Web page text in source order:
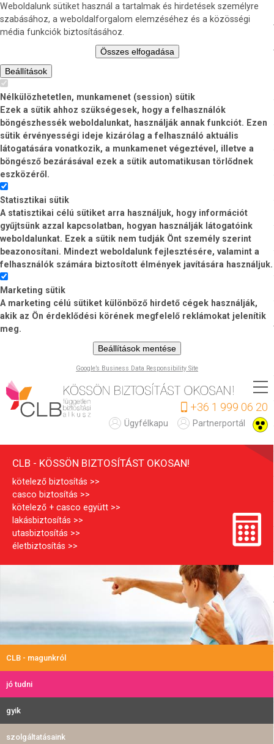
Weboldalunk sütiket használ a tartalmak és hirdetések személyre
szabásához, a weboldalforgalom elemzéséhez és a közösségi
média funkciók biztosításához.
Összes elfogadása
Beállítások
Nélkülözhetetlen, munkamenet (session) sütik
Ezek a sütik ahhoz szükségesek, hogy a felhasználók
böngészhessék weboldalunkat, használják annak funkciót. Ezen
sütik érvényességi ideje kizárólag a felhasználó aktuális
látogatására vonatkozik, a munkamenet végeztével, illetve a
böngésző bezárásával ezek a sütik automatikusan törlődnek
eszközéről.
Statisztikai sütik
A statisztikai célú sütiket arra használjuk, hogy információt
gyűjtsünk azzal kapcsolatban, hogyan használják látogatóink
weboldalunkat. Ezek a sütik nem tudják Önt személy szerint
beazonosítani. Mindezt weboldalunk fejlesztésére, valamint a
felhasználók számára biztosított élmények javítására használjuk.
Marketing sütik
A marketing célú sütiket különböző hirdető cégek használják,
akik az Ön érdeklődési körének megfelelő reklámokat jelenítik
meg.
Beállítások mentése
Google’s Business Data Responsibility Site
Ugrás
a
tartalomra
L
B
+36 1 999 06 20
Partnerportál
Ügyfélkapu
CLB - KÖSSÖN BIZTOSÍTÁST OKOSAN!
kötelező biztosítás
casco biztosítás
kötelező + casco együtt
lakásbiztosítás
utasbiztosítás
életbiztosítás
CLB - magunkról
jó tudni
gyik
szolgáltatásaink